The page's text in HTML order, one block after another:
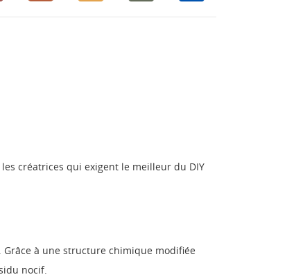
créatrices qui exigent le meilleur du DIY
Grâce à une structure chimique modifiée
nocif.